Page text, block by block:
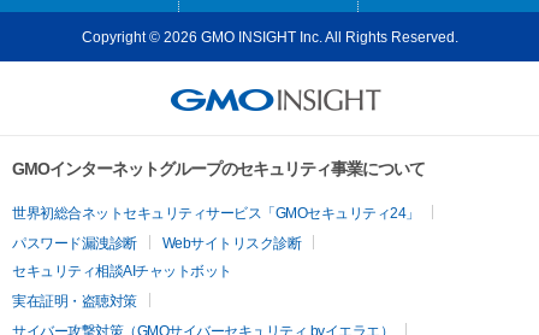
Copyright © 2026 GMO INSIGHT Inc. All Rights Reserved.
GMOインターネットグループのセキュリティ事業について
世界初総合ネットセキュリティサービス「GMOセキュリティ24」
パスワード漏洩診断
Webサイトリスク診断
セキュリティ相談AIチャットボット
実在証明・盗聴対策